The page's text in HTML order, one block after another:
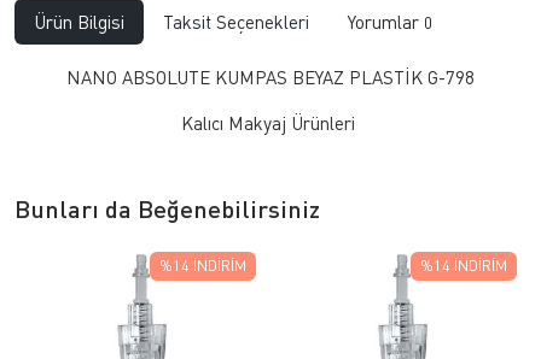
Ürün Bilgisi Taksit Seçenekleri Yorumlar 0
NANO ABSOLUTE KUMPAS BEYAZ PLASTİK G-798
Kalıcı Makyaj Ürünleri
Bunları da Beğenebilirsiniz
%14 İNDIRIM %14 İNDIRIM